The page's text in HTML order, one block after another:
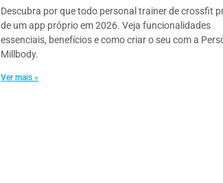
Descubra por que todo personal trainer de crossfit
de um app próprio em 2026. Veja funcionalidades
essenciais, benefícios e como criar o seu com a
Millbody.
Ver mais »